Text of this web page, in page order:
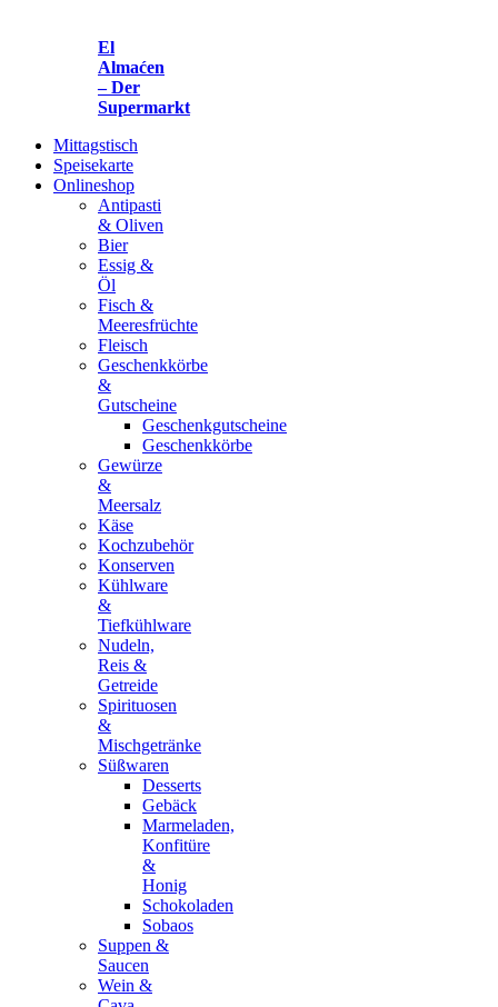
El
Almaćen
– Der
Supermarkt
Mittagstisch
Speisekarte
Onlineshop
Antipasti
& Oliven
Bier
Essig &
Öl
Fisch &
Meeresfrüchte
Fleisch
Geschenkkörbe
&
Gutscheine
Geschenkgutscheine
Geschenkkörbe
Gewürze
&
Meersalz
Käse
Kochzubehör
Konserven
Kühlware
&
Tiefkühlware
Nudeln,
Reis &
Getreide
Spirituosen
&
Mischgetränke
Süßwaren
Desserts
Gebäck
Marmeladen,
Konfitüre
&
Honig
Schokoladen
Sobaos
Suppen &
Saucen
Wein &